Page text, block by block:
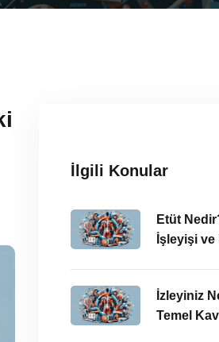
İlgili Konular
Etüt
İşleyişi ve
İzleyiniz
Temel